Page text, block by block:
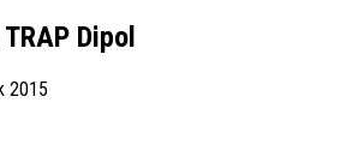
Dipol
2015